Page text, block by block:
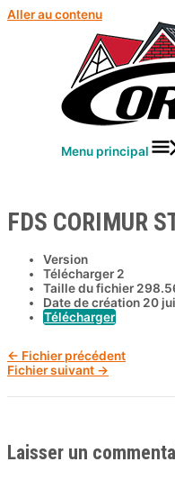
Aller au contenu
Menu principal
FDS CORIMUR
Version
Télécharger 2
Taille du fichier
Date de création 20
Télécharger
← Fichier précédent
Fichier suivant →
Laisser un